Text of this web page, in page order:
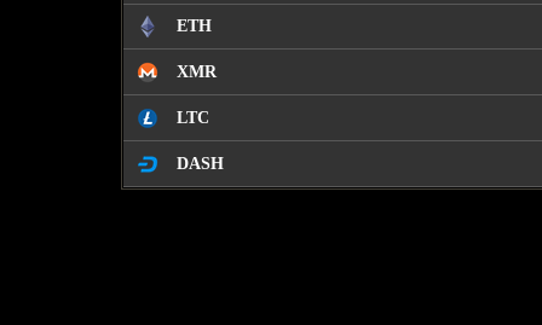
ETH
XMR
LTC
DASH